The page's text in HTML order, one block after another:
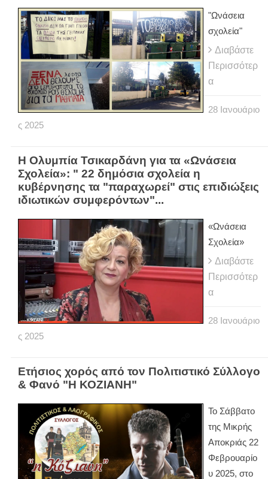
"Ωνάσεια
σχολεία"
Διαβάστε
Περισσότερ
α
28 Ιανουάριο
ς 2025
Η Ολυμπία Τσικαρδάνη για τα «Ωνάσεια
Σχολεία»: " 22 δημόσια σχολεία η
κυβέρνησης τα "παραχωρεί" στις επιδιώξεις
ιδιωτικών συμφερόντων"...
«Ωνάσεια
Σχολεία»
Διαβάστε
Περισσότερ
α
28 Ιανουάριο
ς 2025
Ετήσιος χορός από τον Πολιτιστικό Σύλλογο
& Φανό "Η ΚΟΖΙΑΝΗ"
Το Σάββατο
της Μικρής
Αποκριάς 22
Φεβρουαρίο
υ 2025, στο